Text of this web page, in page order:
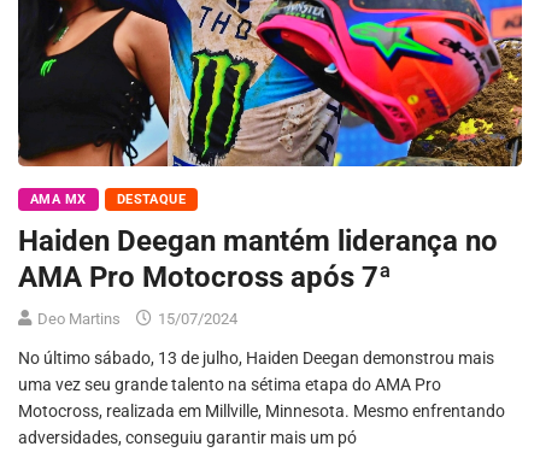
AMA MX DESTAQUE
Haiden Deegan mantém liderança no
AMA Pro Motocross após 7ª
Deo Martins 15/07/2024
No último sábado, 13 de julho, Haiden Deegan demonstrou mais
uma vez seu grande talento na sétima etapa do AMA Pro
Motocross, realizada em Millville, Minnesota. Mesmo enfrentando
adversidades, conseguiu garantir mais um pó